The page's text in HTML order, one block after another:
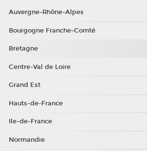
Auvergne-Rhône-Alpes
Bourgogne Franche-Comté
Bretagne
Centre-Val de Loire
Grand Est
Hauts-de-France
Ile-de-France
Normandie